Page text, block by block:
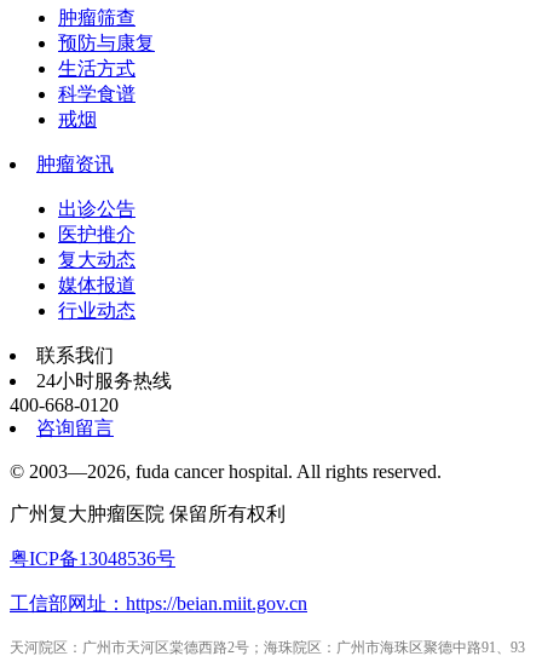
肿瘤筛查
预防与康复
生活方式
科学食谱
戒烟
肿瘤资讯
出诊公告
医护推介
复大动态
媒体报道
行业动态
联系我们
24小时服务热线
400-668-0120
咨询留言
© 2003—2026, fuda cancer hospital. All rights reserved.
广州复大肿瘤医院 保留所有权利
粤ICP备13048536号
工信部网址：https://beian.miit.gov.cn
天河院区：广州市天河区棠德西路2号；海珠院区：广州市海珠区聚德中路91、93